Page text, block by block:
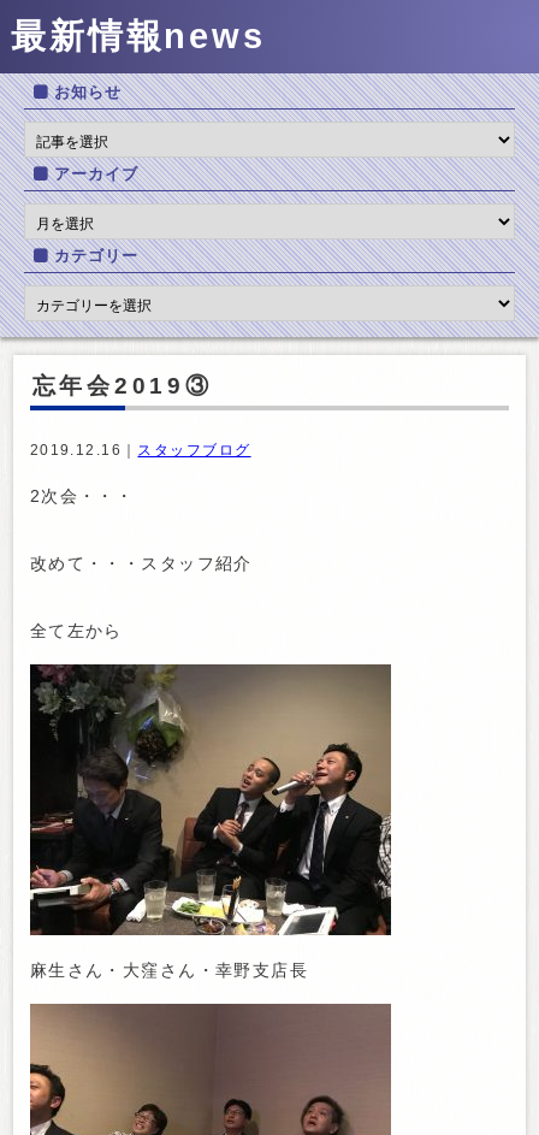
最新情報news
お知らせ
アーカイブ
カテゴリー
忘年会2019③
2019.12.16｜ スタッフブログ
2次会・・・
改めて・・・スタッフ紹介
全て左から
麻生さん・大窪さん・幸野支店長